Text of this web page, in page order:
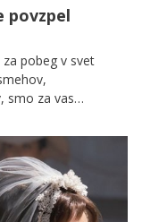
povzpel
pobeg v svet
smo za vas
kokice in si
ne boste